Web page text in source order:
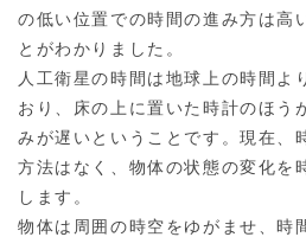
の低い位置での時間の進み方は高
とがわかりました。
人工衛星の時間は地球上の時間よ
おり、床の上に置いた時計のほう
みが遅いということです。現在、
方法はなく、物体の状態の変化を
します。
物体は周囲の時空をゆがませ、時